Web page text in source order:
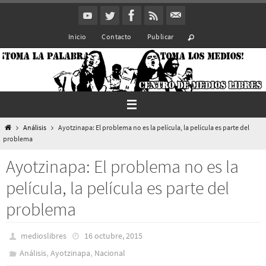
Inicio Contacto Publicar
InicioAnálisis
Ayotzinapa: El problema no es la película, la película es parte del
problema
Ayotzinapa: El problema no es la
película, la película es parte del
problema
medioslibres
16 octubre, 2015
Análisis,Ayotzinapa, Nacional